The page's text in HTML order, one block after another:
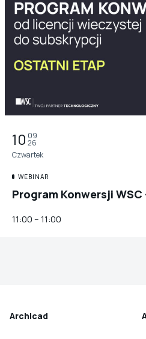
10 09
26
Czwartek
WEBINAR
Program Konwersji
11:00 – 11:00
Archicad